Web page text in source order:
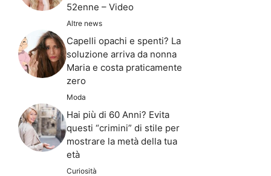
52enne – Video
Altre news
Capelli opachi e spenti? La
soluzione arriva da nonna
Maria e costa praticamente
zero
Moda
Hai più di 60 Anni? Evita
questi “crimini” di stile per
mostrare la metà della tua
età
Curiosità